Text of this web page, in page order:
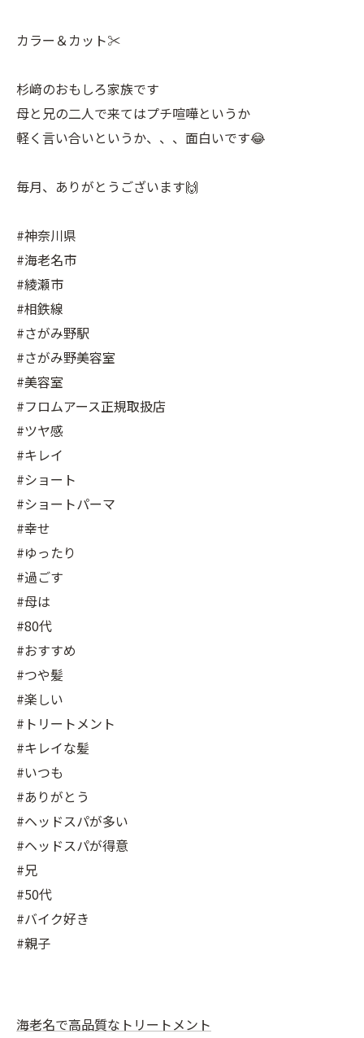
カラー＆カット✂︎
杉﨑のおもしろ家族です
母と兄の二人で来てはプチ喧嘩というか
軽く言い合いというか、、、面白いです😂
毎月、ありがとうございます🙌
#神奈川県
#海老名市
#綾瀬市
#相鉄線
#さがみ野駅
#さがみ野美容室
#美容室
#フロムアース正規取扱店
#ツヤ感
#キレイ
#ショート
#ショートパーマ
#幸せ
#ゆったり
#過ごす
#母は
#80代
#おすすめ
#つや髪
#楽しい
#トリートメント
#キレイな髪
#いつも
#ありがとう
#ヘッドスパが多い
#ヘッドスパが得意
#兄
#50代
#バイク好き
#親子
海老名で高品質なトリートメント